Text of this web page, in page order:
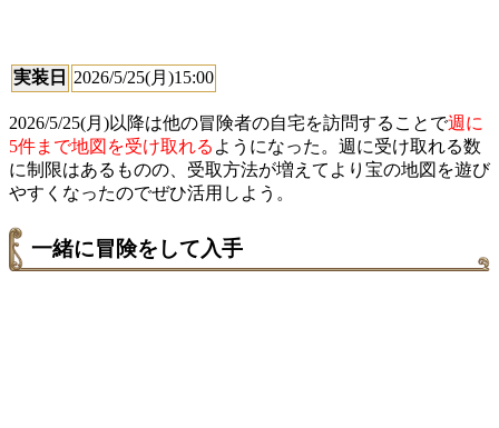
実装日 2026/5/25(月)15:00
2026/5/25(月)以降は他の冒険者の自宅を訪問することで週に
5件まで地図を受け取れる ようになった。週に受け取れる数
に制限はあるものの、受取方法が増えてより宝の地図を遊び
やすくなったのでぜひ活用しよう。
一緒に冒険をして入手